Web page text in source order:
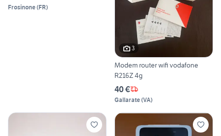
Frosinone(FR)
3
Modem router wifi vodafone
R216Z 4g
40 €
Gallarate(VA)